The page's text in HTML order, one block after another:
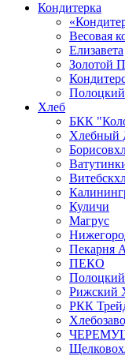
Кондитерка
Весовая
Елизавета
Золотой
Полоцкий
Хлеб
БКК
Хлебный
Куличи
Магрус
Пекарня
ПЕКО
Полоцкий
Рижский
РКК